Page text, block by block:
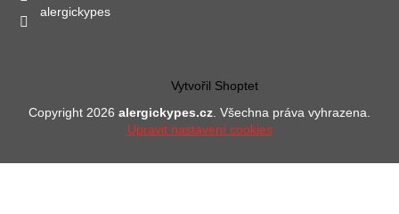
alergickypes
Vytvořil Shoptet
Copyright 2026 alergickypes.cz . Všechna práva vyhrazena.
Upravit nastavení cookies